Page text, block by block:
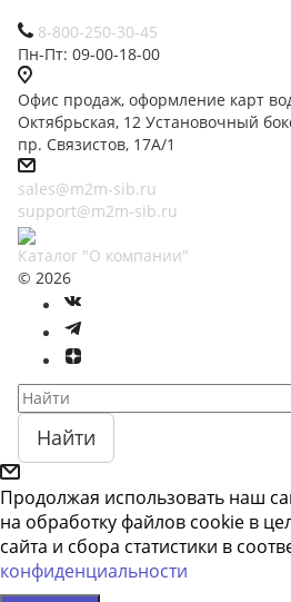
8-800-250-30-45
Пн-Пт: 09-00-18-00
Офис продаж, оформление карт
Октябрьская, 12 Установочный
пр. Связистов, 17А/1
sales@m2m-sib.ru
support@m2m-sib.ru
Каталог "О компании"
© 2026
Найти
Продолжая использовать наш
на обработку файлов cookie в
сайта и сбора статистики в
конфиденциальности